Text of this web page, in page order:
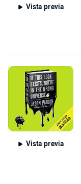
Vista previa
Vista previa